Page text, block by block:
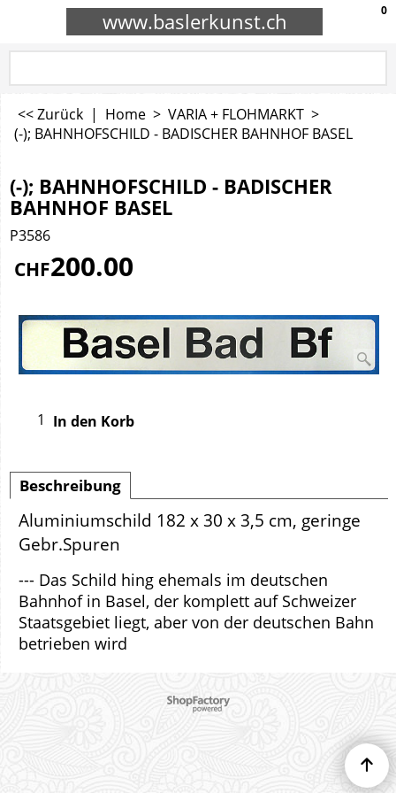
www.baslerkunst.ch 0
<< Zurück | Home > VARIA + FLOHMARKT >
(-); BAHNHOFSCHILD - BADISCHER BAHNHOF BASEL
(-); BAHNHOFSCHILD - BADISCHER
BAHNHOF BASEL
P3586
CHF200.00
In den Korb
Beschreibung
Aluminiumschild 182 x 30 x 3,5 cm, geringe
Gebr.Spuren
--- Das Schild hing ehemals im deutschen
Bahnhof in Basel, der komplett auf Schweizer
Staatsgebiet liegt, aber von der deutschen Bahn
betrieben wird
WebShop erstellt mit ShopFactory Shop Software.